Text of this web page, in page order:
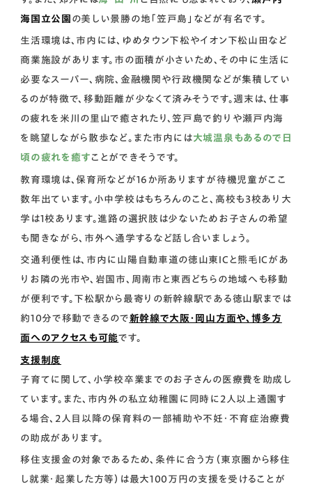
海国立公園 の美しい景勝の地「笠戸島」などが有名です。
生活環境は、市内には、ゆめタウン下松やイオン下松山田など
商業施設があります。市の面積が小さいため、その中に生活に
必要なスーパー、病院、金融機関や行政機関などが集積してい
るのが特徴で、移動距離が少なくて済みそうです。週末は、仕事
の疲れを米川の里山で癒されたり、笠戸島で釣りや瀬戸内海
を眺望しながら散歩など。また市内には大城温泉もあるので日
頃の疲れを癒す ことができそうです。
教育環境は、保育所などが16か所ありますが待機児童がここ
数年出ています。小中学校はもちろんのこと、高校も3校あり大
学は1校あります。進路の選択肢は少ないためお子さんの希望
も聞きながら、市外へ通学するなど話し合いましょう。
交通利便性は、市内に山陽自動車道の徳山東ICと熊毛ICがあ
りお隣の光市や、岩国市、周南市と東西どちらの地域へも移動
が便利です。下松駅から最寄りの新幹線駅である徳山駅までは
約10分で移動できるので新幹線で大阪・岡山方面や、博多方
面へのアクセスも可能です。
支援制度
子育てに関して、小学校卒業までのお子さんの医療費を助成し
ています。また、市内外の私立幼稚園に同時に2人以上通園す
る場合、2人目以降の保育料の一部補助や不妊・不育症治療費
の助成があります。
移住支援金の対象であるため、条件に合う方（東京圏から移住
し就業・起業した方等）は最大100万円の支援を受けることが